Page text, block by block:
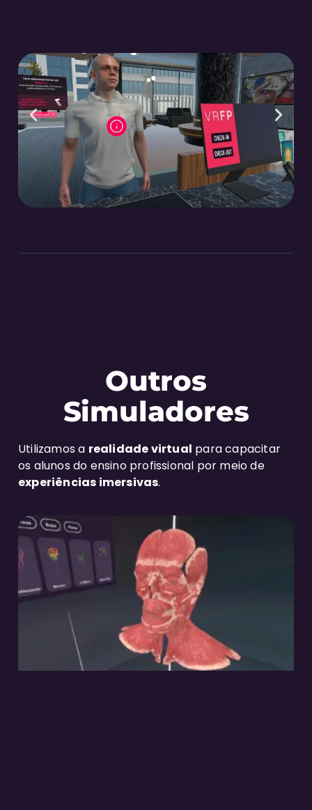
Outros
Simuladores
Utilizamos a realidade virtual para capacitar
os alunos do ensino profissional por meio de
experiências imersivas.